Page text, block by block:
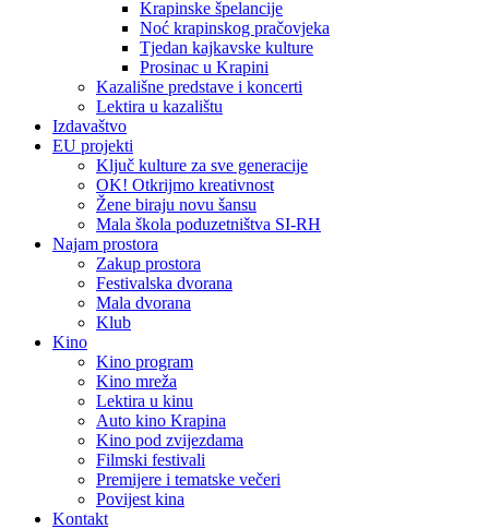
Krapinske špelancije
Noć krapinskog pračovjeka
Tjedan kajkavske kulture
Prosinac u Krapini
Kazališne predstave i koncerti
Lektira u kazalištu
Izdavaštvo
EU projekti
Ključ kulture za sve generacije
OK! Otkrijmo kreativnost
Žene biraju novu šansu
Mala škola poduzetništva SI-RH
Najam prostora
Zakup prostora
Festivalska dvorana
Mala dvorana
Klub
Kino
Kino program
Kino mreža
Lektira u kinu
Auto kino Krapina
Kino pod zvijezdama
Filmski festivali
Premijere i tematske večeri
Povijest kina
Kontakt